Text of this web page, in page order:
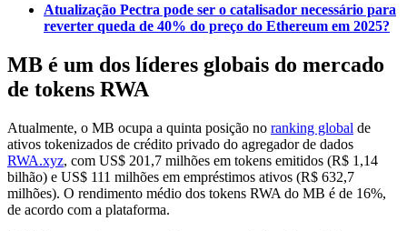
Atualização Pectra pode ser o catalisador necessário para
reverter queda de 40% do preço do Ethereum em 2025?
MB é um dos líderes globais do mercado
de tokens RWA
Atualmente, o MB ocupa a quinta posição no ranking global de
ativos tokenizados de crédito privado do agregador de dados
RWA.xyz, com US$ 201,7 milhões em tokens emitidos (R$ 1,14
bilhão) e US$ 111 milhões em empréstimos ativos (R$ 632,7
milhões). O rendimento médio dos tokens RWA do MB é de 16%,
de acordo com a plataforma.